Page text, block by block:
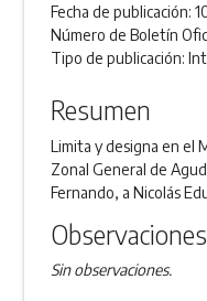
Fecha de publicación:
Número de Boletín
Tipo de publicación:
Resumen
Limita y designa en el
Zonal General de
Fernando, a Nicolás
Observaciones
Sin observaciones.